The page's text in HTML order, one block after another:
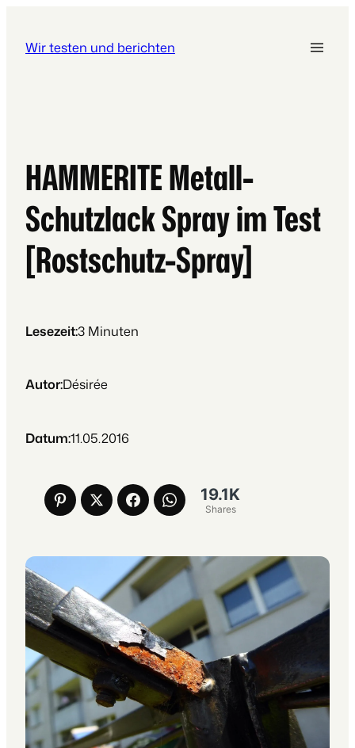
Wir testen und berichten
HAMMERITE Metall-
Schutzlack Spray im Test
[Rostschutz-Spray]
Lesezeit:3 Minuten
Autor:Désirée
Datum:11.05.2016
19.1K
Shares